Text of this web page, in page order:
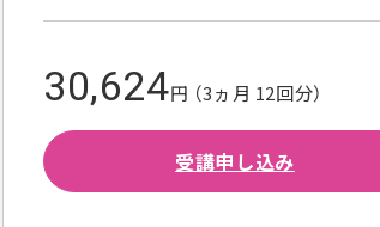
30,624円 （3ヵ月 12回分）
受講申し込み